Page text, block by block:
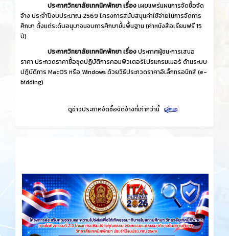
ประกาศวิทยาลัยเทคนิคพัทยา เรื่องเผยแพร่แผนการจัดซื้อจัด
จ้าง ประจำปีงบประมาณ 2569 โครงการสนับสนุนค่าใช้จ่ายในการจัดการ
ศึกษา ตั้งแต่ระดับอนุบาจนจบการศึกษาขั้นพื้นฐาน (ค่าหนังสือเรียนฟรี 15
ปี)
ประกาศวิทยาลัยเทคนิคพัทยา เรื่องประกาศผู้ชนะการเสนอ
ราคา ประกวดราคาซื้อชุดปฏิบัติการคอมพิวเตอร์โปรแกรมเมอร์ ด้านระบบ
ปฏิบัติการ MacOS หรือ Windows ด้วยวิธีประกวดราคาอิเล็กทรอนิกส์ (e-
bidding)
ดูข่าวประกาศจัดซื้อจัดจ้างที่เก่ากว่านี้